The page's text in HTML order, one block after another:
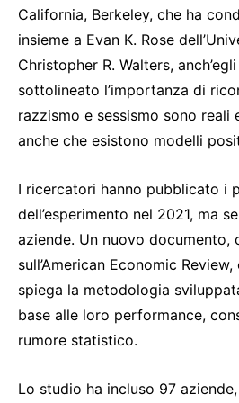
California, Berkeley, che ha
insieme a Evan K. Rose
Christopher R. Walters,
sottolineato l’importanza di
razzismo e sessismo sono reali
anche che esistono modelli
I ricercatori hanno pubblicato i
dell’esperimento nel 2021, ma
aziende. Un nuovo documento,
sull’American Economic
spiega la metodologia
base alle loro performance,
rumore statistico.
Lo studio ha incluso 97